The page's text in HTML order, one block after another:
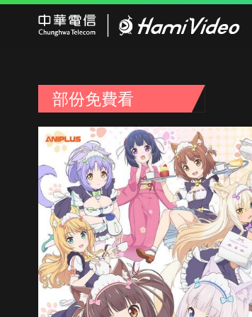
部份免費看